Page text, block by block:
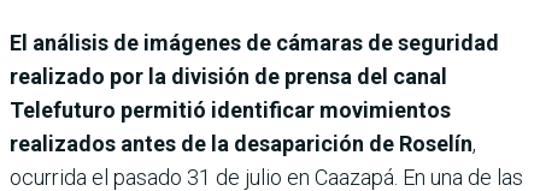
El análisis de imágenes de cámaras de seguridad
realizado por la división de prensa del canal
Telefuturo permitió identificar movimientos
realizados antes de la desaparición de Roselín,
ocurrida el pasado 31 de julio en Caazapá. En una de las